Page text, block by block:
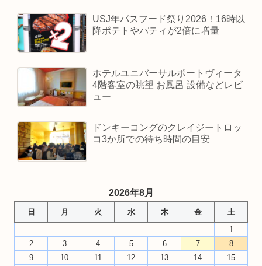
USJ年パスフード祭り2026！16時以
降ポテトやパティが2倍に増量
ホテルユニバーサルポートヴィータ
4階客室の眺望 お風呂 設備などレビ
ュー
ドンキーコングのクレイジートロッ
コ3か所での待ち時間の目安
2026年8月
日 月 火 水 木 金
土
1
2
3 4 5 6 7
8
9
10 11 12 13 14
15